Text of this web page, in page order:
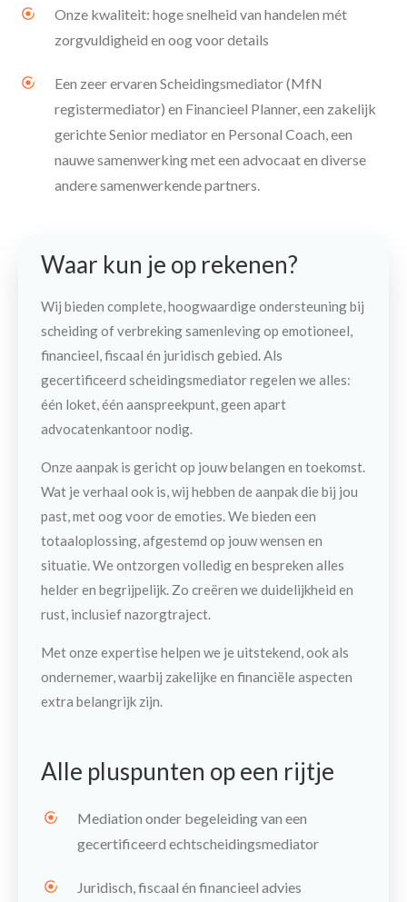
Onze kwaliteit: hoge snelheid van handelen mét
zorgvuldigheid en oog voor details
Een zeer ervaren Scheidingsmediator (MfN
registermediator) en Financieel Planner, een zakelijk
gerichte Senior mediator en Personal Coach, een
nauwe samenwerking met een advocaat en diverse
andere samenwerkende partners.
Waar kun je op rekenen?
Wij bieden complete, hoogwaardige ondersteuning bij
scheiding of verbreking samenleving op emotioneel,
financieel, fiscaal én juridisch gebied. Als
gecertificeerd scheidingsmediator regelen we alles:
één loket, één aanspreekpunt, geen apart
advocatenkantoor nodig.
Onze aanpak is gericht op jouw belangen en toekomst.
Wat je verhaal ook is, wij hebben de aanpak die bij jou
past, metoog voor de emoties. We bieden een
totaaloplossing, afgestemd op jouw wensen en
situatie. We ontzorgen volledig en bespreken alles
helder en begrijpelijk. Zo creëren we duidelijkheid en
rust, inclusief nazorgtraject.
Met onze expertise helpen we je uitstekend, ook als
ondernemer, waarbij zakelijke en financiële aspecten
extra belangrijk zijn.
Alle pluspunten op een rijtje
Mediation onder begeleiding van een
gecertificeerd echtscheidingsmediator
Juridisch, fiscaal én financieel advies